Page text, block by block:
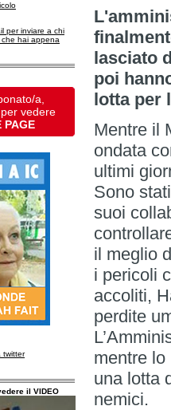
per inviare a chi
hai appena
a,
vedere
PAGE
twitter
il VIDEO
lasciato
poi
lotta per
Mentre il
ondata
ultimi
Sono
suoi
il meglio
i pericoli
accoliti,
perdite
mentre
una lotta
nemici.